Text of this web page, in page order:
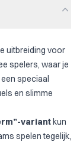
uitbreiding voor
spelers, waar je
speciaal
en slimme
variantkun
spelen tegelijk,